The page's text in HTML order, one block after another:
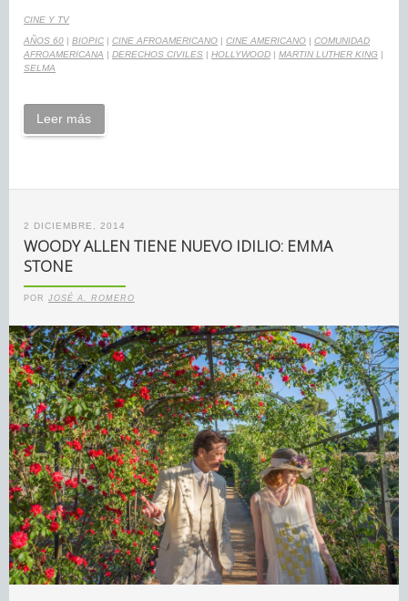
CINE Y TV
AÑOS 60 | BIOPIC | CINE AFROAMERICANO | CINE AMERICANO | COMUNIDAD
AFROAMERICANA | DERECHOS CIVILES | HOLLYWOOD | MARTIN LUTHER KING |
SELMA
Leer más
2 DICIEMBRE, 2014
WOODY ALLEN TIENE NUEVO IDILIO: EMMA
STONE
POR JOSÉ A. ROMERO